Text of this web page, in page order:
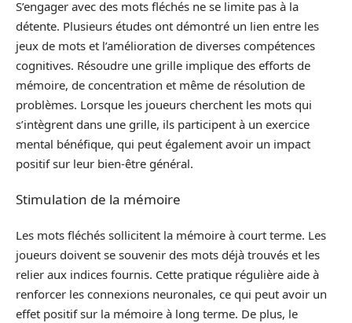
S’engager avec des mots fléchés ne se limite pas à la
détente. Plusieurs études ont démontré un lien entre les
jeux de mots et l’amélioration de diverses compétences
cognitives. Résoudre une grille implique des efforts de
mémoire, de concentration et même de résolution de
problèmes. Lorsque les joueurs cherchent les mots qui
s’intègrent dans une grille, ils participent à un exercice
mental bénéfique, qui peut également avoir un impact
positif sur leur bien-être général.
Stimulation de la mémoire
Les mots fléchés sollicitent la mémoire à court terme. Les
joueurs doivent se souvenir des mots déjà trouvés et les
relier aux indices fournis. Cette pratique régulière aide à
renforcer les connexions neuronales, ce qui peut avoir un
effet positif sur la mémoire à long terme. De plus, le